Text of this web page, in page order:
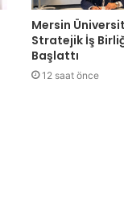
Mersin
Stratejik İş
Başlattı
12 saat önce